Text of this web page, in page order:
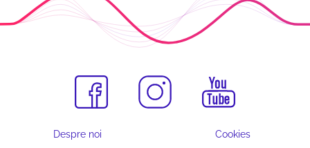
Despre noi Cookies